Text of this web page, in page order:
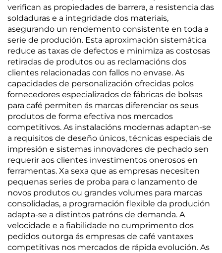
verifican as propiedades de barrera, a resistencia das
soldaduras e a integridade dos materiais,
asegurando un rendemento consistente en toda a
serie de produción. Esta aproximación sistemática
reduce as taxas de defectos e minimiza as costosas
retiradas de produtos ou as reclamacións dos
clientes relacionadas con fallos no envase. As
capacidades de personalización ofrecidas polos
fornecedores especializados de fábricas de bolsas
para café permiten ás marcas diferenciar os seus
produtos de forma efectiva nos mercados
competitivos. As instalacións modernas adaptan-se
a requisitos de deseño únicos, técnicas especiais de
impresión e sistemas innovadores de pechado sen
requerir aos clientes investimentos onerosos en
ferramentas. Xa sexa que as empresas necesiten
pequenas series de proba para o lanzamento de
novos produtos ou grandes volumes para marcas
consolidadas, a programación flexible da produción
adapta-se a distintos patróns de demanda. A
velocidade e a fiabilidade no cumprimento dos
pedidos outorga ás empresas de café vantaxes
competitivas nos mercados de rápida evolución. As